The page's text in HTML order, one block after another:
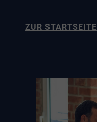
ZUR STARTSEITE